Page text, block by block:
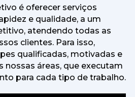
é oferecer serviços
e qualidade, a um
atendendo todas as
clientes. Para isso,
qualificadas, motivadas e
nossas áreas, que executam
para cada tipo de trabalho.